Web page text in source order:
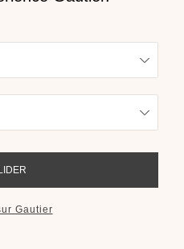
Trouvez
nos collections
RECEVOIR LE